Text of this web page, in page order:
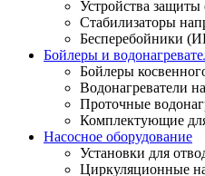
Устройства
Стабилизаторы
Бесперебойники
Бойлеры и
Бойлеры
Водонагреватели
Проточные
Комплектующие
Насосное оборудование
Установки для
Циркуляционные